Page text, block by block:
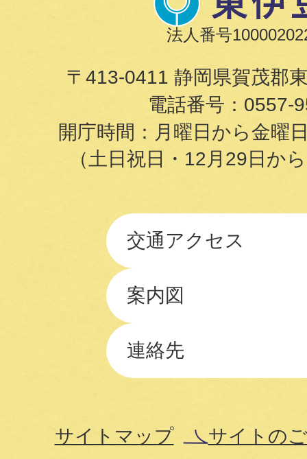
法人番号
〒413-0411 静岡県賀茂郡
電話番号： 0557-
開庁時間：月曜日から金曜
（土日祝日・12月29日か
交通アクセス
案内図
連絡先
サイトマップ
サイトの